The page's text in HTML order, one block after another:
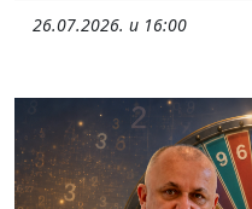
26.07.2026. u 16:00